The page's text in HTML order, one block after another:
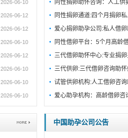
2026-06-10
2026-06-12
2026-06-12
2026-06-10
2026-06-12
2026-06-10
2026-06-10
2026-06-10
同性捐卵助怀咨询：人工
同性捐卵通道:四个月捐卵
爱心捐卵助孕公司:私人借
同性借卵平台：5个月高龄
三代借卵助怀中心:专业捐
三代供卵:三代借卵咨询助
试管供卵机构:人工借卵咨
爱心助孕机构：高龄借卵
中国助孕公司公告